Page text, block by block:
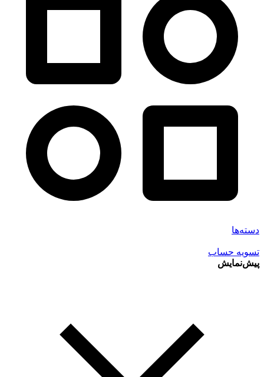
دسته‌ها
تسویه حساب
پیش‌نمایش